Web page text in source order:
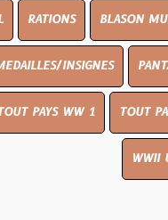
BLASON MURAL
PANTALON/SHORT/
1 TOUT PAYS WW2
WWII US COPIE